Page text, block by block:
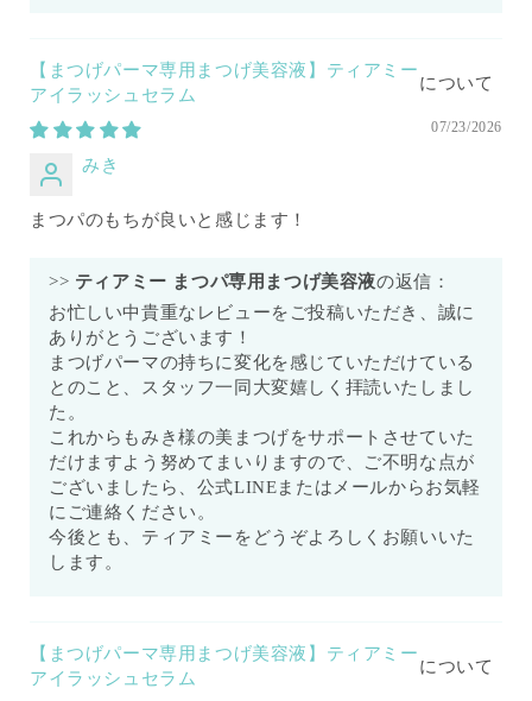
【まつげパーマ専用まつげ美容液】ティアミー
アイラッシュセラム
07/23/2026
みき
まつパのもちが良いと感じます！
>> ティアミー まつパ専用まつげ美容液の返信：
お忙しい中貴重なレビューをご投稿いただき、誠に
ありがとうございます！
まつげパーマの持ちに変化を感じていただけている
とのこと、スタッフ一同大変嬉しく拝読いたしまし
た。
これからもみき様の美まつげをサポートさせていた
だけますよう努めてまいりますので、ご不明な点が
ございましたら、公式LINEまたはメールからお気軽
にご連絡ください。
今後とも、ティアミーをどうぞよろしくお願いいた
します。
【まつげパーマ専用まつげ美容液】ティアミー
アイラッシュセラム